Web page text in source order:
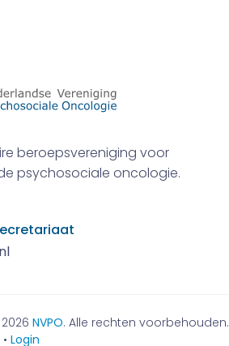
beroepsvereniging voor
psychosociale oncologie.
NVPO. Alle rechten voorbehouden.
• Login